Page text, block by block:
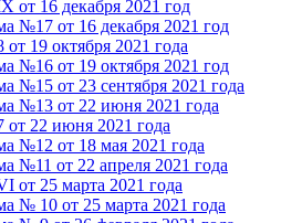
от 16 декабря 2021 год
№17 от 16 декабря 2021 год
19 октября 2021 года
№16 от 19 октября 2021 год
№15 от 23 сентября 2021 года
№13 от 22 июня 2021 года
от 22 июня 2021 года
№12 от 18 мая 2021 года
№11 от 22 апреля 2021 года
от 25 марта 2021 года
№ 10 от 25 марта 2021 года